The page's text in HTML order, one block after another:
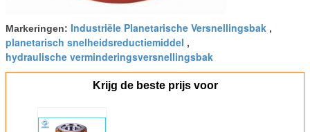
Markeringen: Industriële Planetarische Versnellingsbak ,
planetarisch snelheidsreductiemiddel ,
hydraulische verminderingsversnellingsbak
Krijg de beste prijs voor